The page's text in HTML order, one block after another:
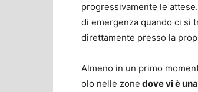
progressivamente le
di emergenza quando ci si
direttamente presso la
Almeno in un primo
olo nelle zone dove vi è